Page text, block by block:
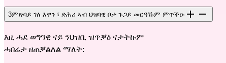
3ምጽባይ ገለ እዋን ፣ ድሕሪ ኣብ ህዝባዊ ቦታ ጉጋይ መርዓኹም ምጥቕዑ
እዚ ሓደ ወግዓዊ ናይ ንህዝቢ ዝጥቓዕ ናታትኩም
ሓበሬታ ዘጠቓልለል ማለት: